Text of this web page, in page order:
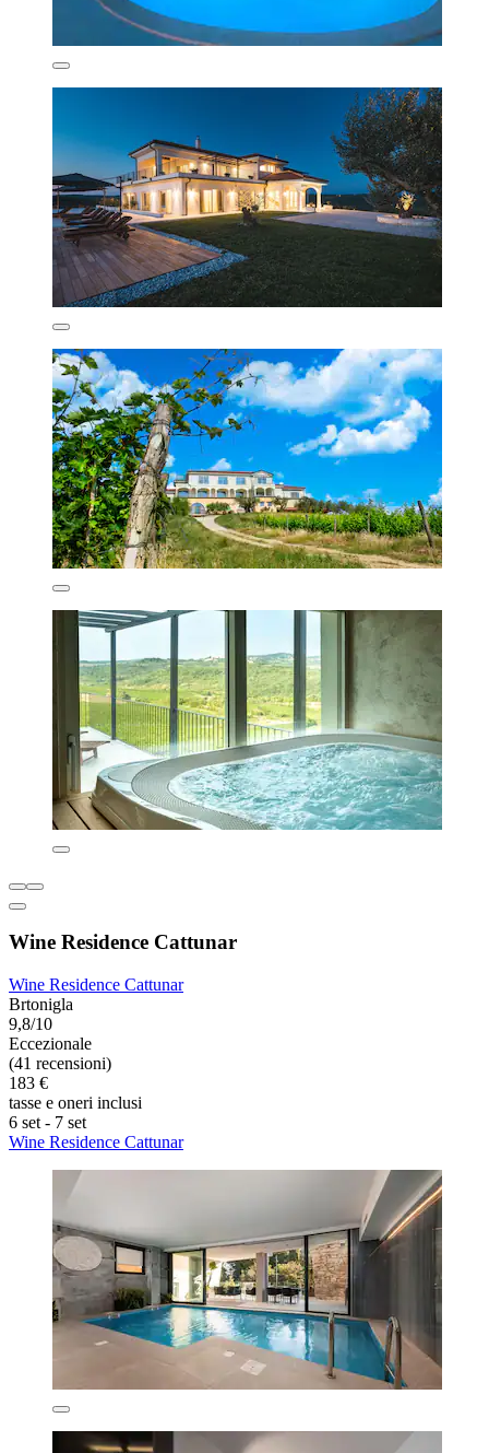
Wine Residence Cattunar
Wine Residence Cattunar
Brtonigla
9,8/10
Eccezionale
(41 recensioni)
183 €
tasse e oneri inclusi
6 set - 7 set
Wine Residence Cattunar